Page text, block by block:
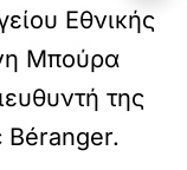
Εθνικής
Μπούρα
της
Béranger.